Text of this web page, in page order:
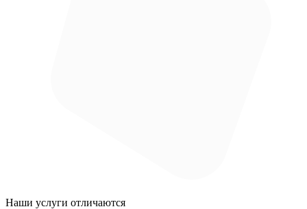
Наши услуги отличаются